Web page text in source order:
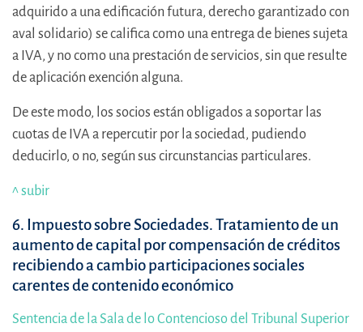
adquirido a una edificación futura, derecho garantizado con
aval solidario) se califica como una entrega de bienes sujeta
a IVA, y no como una prestación de servicios, sin que resulte
de aplicación exención alguna.
De este modo, los socios están obligados a soportar las
cuotas de IVA a repercutir por la sociedad, pudiendo
deducirlo, o no, según sus circunstancias particulares.
^ subir
6. Impuesto sobre Sociedades. Tratamiento de un
aumento de capital por compensación de créditos
recibiendo a cambio participaciones sociales
carentes de contenido económico
Sentencia de la Sala de lo Contencioso del Tribunal Superior